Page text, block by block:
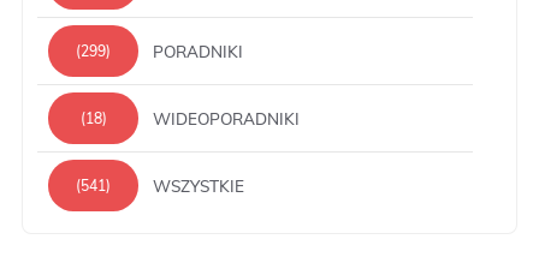
(299) PORADNIKI
(18) WIDEOPORADNIKI
(541) WSZYSTKIE